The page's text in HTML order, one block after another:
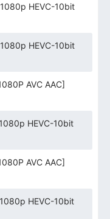
HEVC-10bit
HEVC-10bit
AVC AAC]
HEVC-10bit
AVC AAC]
HEVC-10bit